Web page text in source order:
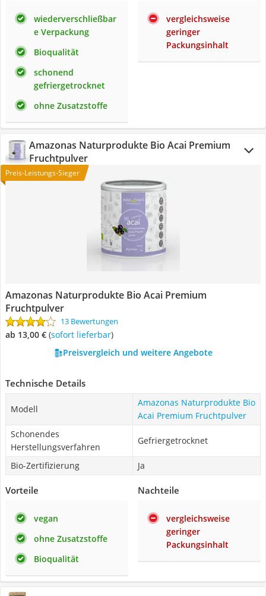
wiederverschließbar
e Verpackung
Bioqualität
schonend
gefriergetrocknet
ohne Zusatzstoffe
vergleichsweise
geringer
Packungsinhalt
Amazonas Naturprodukte Bio Acai Premium
Fruchtpulver
Preis-Leistungs-Sieger
Amazonas Naturprodukte Bio Acai Premium
Fruchtpulver
13 Bewertungen
ab 13,00 € ( Sofort lieferbar)
Preisvergleich und weitere Angebote
Technische Details
Modell
Amazonas Naturprodukte Bio
Acai Premium Fruchtpulver
Schonendes
Herstellungsverfahren
Gefriergetrocknet
Bio-Zertifizierung Ja
Vorteile
vegan
ohne Zusatzstoffe
Bioqualität
Nachteile
vergleichsweise
geringer
Packungsinhalt